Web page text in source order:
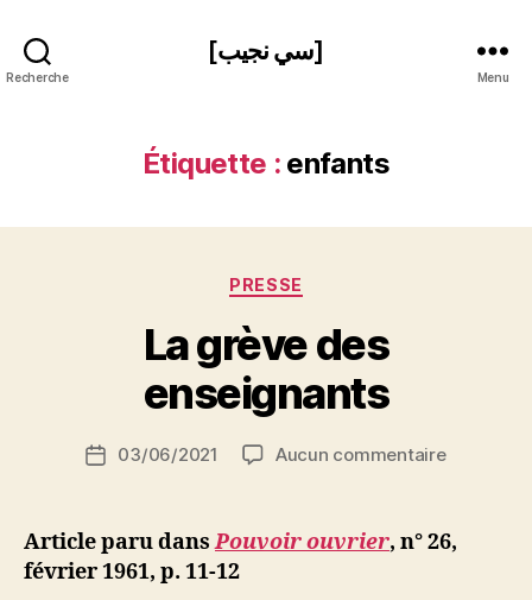
Recherche
[سي نجيب]
Menu
Étiquette : enfants
Catégories
PRESSE
La grève des
enseignants
de
a
S
N
ji
b
Date03/06/2021 Aucun commentairesur
des
Article paru dansPouvoir ouvrier, n° 26,
février 1961, p. 11-12